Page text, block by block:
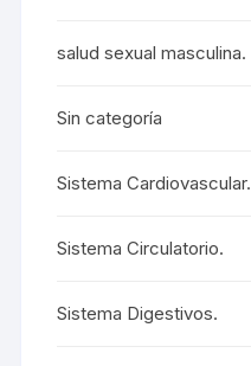
salud sexual masculina.
Sin categoría
Sistema Cardiovascular.
Sistema Circulatorio.
Sistema Digestivos.